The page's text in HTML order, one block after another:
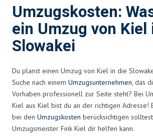
Umzugskosten:
ein Umzug von Kiel
Slowakei
Du planst einen Umzug von Kiel in die
Suche nach einem Umzugsunternehmen, das
Vorhaben professionell zur Seite steht? Bei
Kiel aus Kiel bist du an der richtigen Adresse!
bei den Umzugskosten berücksichtigen
Umzugsmeister Fink Kiel dir helfen kann.